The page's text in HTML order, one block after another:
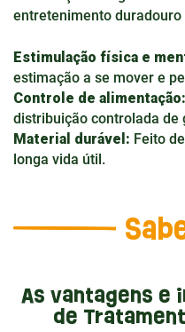
entretenimento
Estimulação física e
estimação a se mover e
Controle de alimentação:
distribuição controlada de
Material durável: Feito
longa vida útil.
As vantagens e
de